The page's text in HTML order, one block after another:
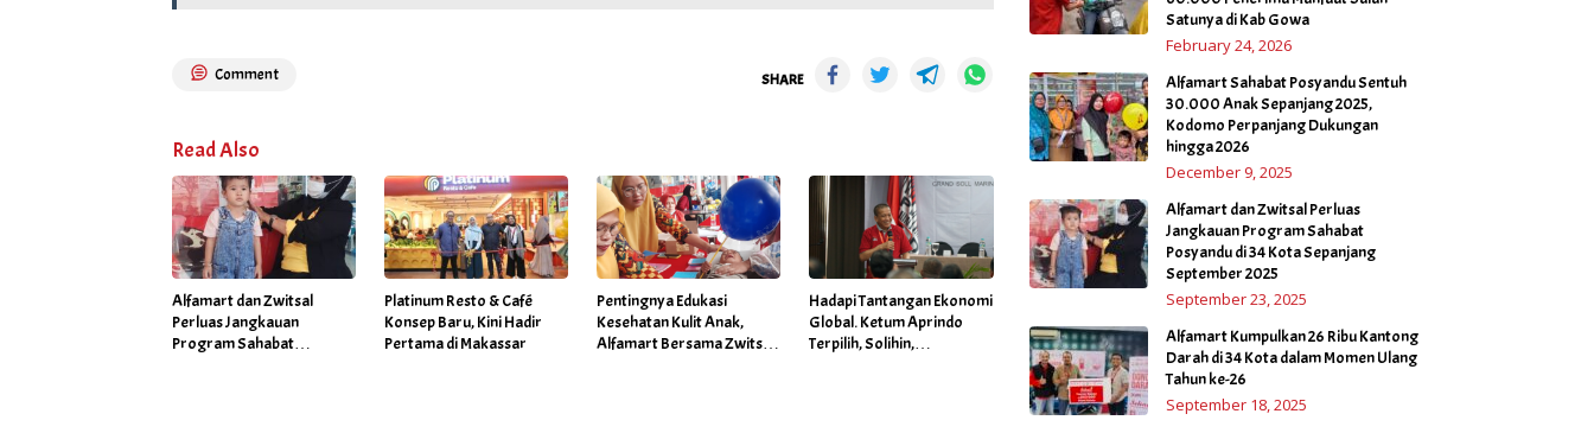
Comment SHARE
Read Also
Alfamart dan Zwitsal
Perluas Jangkauan
Program Sahabat
Platinum Resto & Café
Konsep Baru, Kini Hadir
Pertama di Makassar
Pentingnya Edukasi
Kesehatan Kulit Anak,
Alfamart Bersama Zwitsal
Hadapi Tantangan Ekonomi
Global. Ketum Aprindo
Terpilih, Solihin,
Satunya di Kab Gowa
February 24, 2026
Alfamart Sahabat Posyandu Sentuh
30.000 Anak Sepanjang 2025,
Kodomo Perpanjang Dukungan
hingga 2026
December 9, 2025
Alfamart dan Zwitsal Perluas
Jangkauan Program Sahabat
Posyandu di 34 Kota Sepanjang
September 2025
September 23, 2025
Alfamart Kumpulkan 26 Ribu Kantong
Darah di 34 Kota dalam Momen Ulang
Tahun ke-26
September 18, 2025